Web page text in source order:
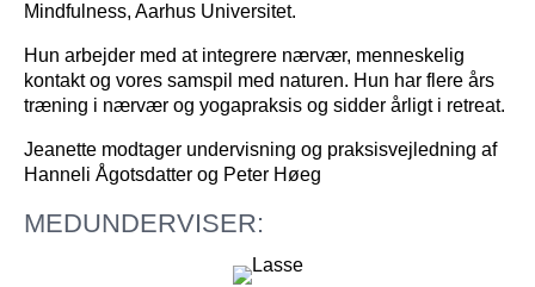
Mindfulness, Aarhus Universitet.
Hun arbejder med at integrere nærvær, menneskelig
kontakt og vores samspil med naturen. Hun har flere års
træning i nærvær og yogapraksis og sidder årligt i retreat.
Jeanette modtager undervisning og praksisvejledning af
Hanneli Ågotsdatter og Peter Høeg
MEDUNDERVISER: